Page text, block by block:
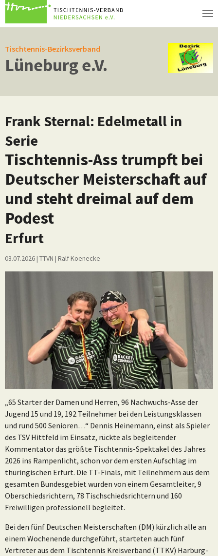
Tischtennis-Bezirksverband
Lüneburg e.V.
Frank Sternal: Edelmetall in
Serie
Tischtennis-Ass trumpft bei
Deutscher Meisterschaft auf
und steht dreimal auf dem
Podest
Erfurt
03.07.2026| TTVN | Ralf Koenecke
„65 Starter der Damen und Herren, 96 Nachwuchs-Asse der
Jugend 15 und 19, 192 Teilnehmer bei den Leistungsklassen
und rund 500 Senioren…“ Dennis Heinemann, einst als Spieler
des TSV Hittfeld im Einsatz, rückte als begleitender
Kommentator das größte Tischtennis-Spektakel des Jahres
2026 ins Rampenlicht, schon vor dem ersten Aufschlag im
thüringischen Erfurt. Die TT-Finals, mit Teilnehmern aus dem
gesamten Bundesgebiet wurden von einem Gesamtleiter, 9
Oberschiedsrichtern, 78 Tischschiedsrichtern und 160
Freiwilligen professionell begleitet.
Bei den fünf Deutschen Meisterschaften (DM) kürzlich alle an
einem Wochenende durchgeführt, starteten auch fünf
Vertreter aus dem Tischtennis Kreisverband (TTKV) Harburg-